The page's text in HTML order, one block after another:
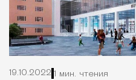
19.10.2022 1 мин. чтения